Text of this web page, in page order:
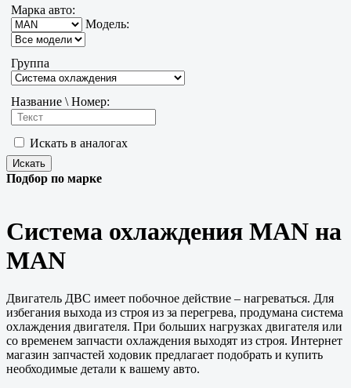
Марка авто:
Модель:
Группа
Название \ Номер:
Искать в аналогах
Подбор по марке
Система охлаждения MAN на
MAN
Двигатель ДВС имеет побочное действие – нагреваться. Для
избегания выхода из строя из за перегрева, продумана система
охлаждения двигателя. При больших нагрузках двигателя или
со временем запчасти охлаждения выходят из строя. Интернет
магазин запчастей ходовик предлагает подобрать и купить
необходимые детали к вашему авто.